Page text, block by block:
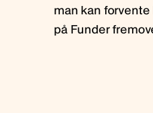
man kan
på Funder